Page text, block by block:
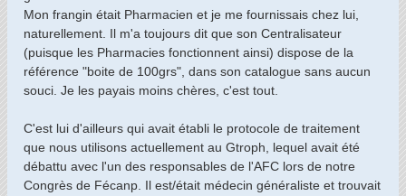
Mon frangin était Pharmacien et je me fournissais chez lui,
naturellement. Il m'a toujours dit que son Centralisateur
(puisque les Pharmacies fonctionnent ainsi) dispose de la
référence "boite de 100grs", dans son catalogue sans aucun
souci. Je les payais moins chères, c'est tout.
C'est lui d'ailleurs qui avait établi le protocole de traitement
que nous utilisons actuellement au Gtroph, lequel avait été
débattu avec l'un des responsables de l'AFC lors de notre
Congrès de Fécanp. Il est/était médecin généraliste et trouvait